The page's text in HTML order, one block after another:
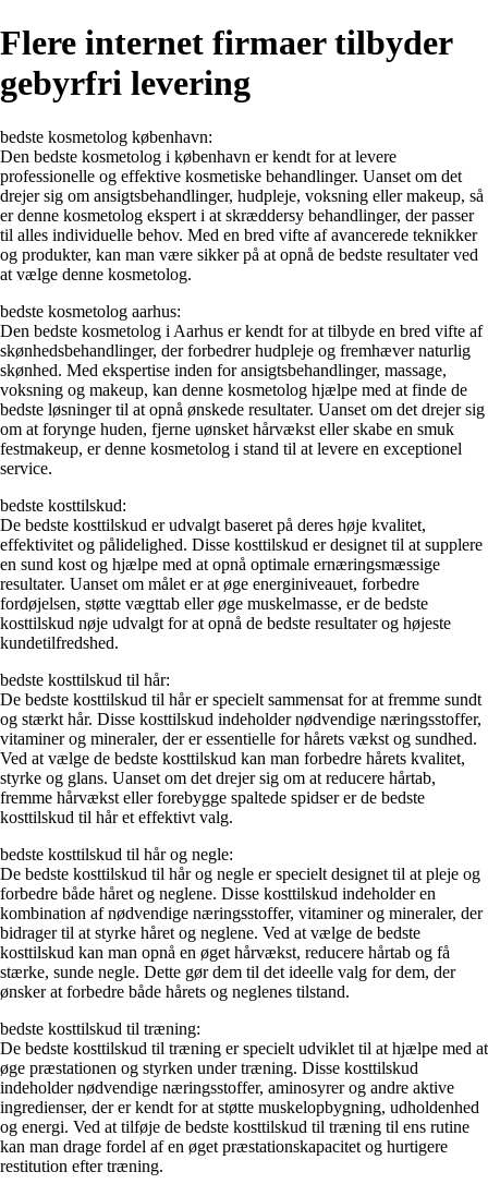
Flere internet firmaer tilbyder
gebyrfri levering
bedste kosmetolog københavn:
Den bedste kosmetolog i københavn er kendt for at levere
professionelle og effektive kosmetiske behandlinger. Uanset om det
drejer sig om ansigtsbehandlinger, hudpleje, voksning eller makeup, så
er denne kosmetolog ekspert i at skræddersy behandlinger, der passer
til alles individuelle behov. Med en bred vifte af avancerede teknikker
og produkter, kan man være sikker på at opnå de bedste resultater ved
at vælge denne kosmetolog.
bedste kosmetolog aarhus:
Den bedste kosmetolog i Aarhus er kendt for at tilbyde en bred vifte af
skønhedsbehandlinger, der forbedrer hudpleje og fremhæver naturlig
skønhed. Med ekspertise inden for ansigtsbehandlinger, massage,
voksning og makeup, kan denne kosmetolog hjælpe med at finde de
bedste løsninger til at opnå ønskede resultater. Uanset om det drejer sig
om at forynge huden, fjerne uønsket hårvækst eller skabe en smuk
festmakeup, er denne kosmetolog i stand til at levere en exceptionel
service.
bedste kosttilskud:
De bedste kosttilskud er udvalgt baseret på deres høje kvalitet,
effektivitet og pålidelighed. Disse kosttilskud er designet til at supplere
en sund kost og hjælpe med at opnå optimale ernæringsmæssige
resultater. Uanset om målet er at øge energiniveauet, forbedre
fordøjelsen, støtte vægttab eller øge muskelmasse, er de bedste
kosttilskud nøje udvalgt for at opnå de bedste resultater og højeste
kundetilfredshed.
bedste kosttilskud til hår:
De bedste kosttilskud til hår er specielt sammensat for at fremme sundt
og stærkt hår. Disse kosttilskud indeholder nødvendige næringsstoffer,
vitaminer og mineraler, der er essentielle for hårets vækst og sundhed.
Ved at vælge de bedste kosttilskud kan man forbedre hårets kvalitet,
styrke og glans. Uanset om det drejer sig om at reducere hårtab,
fremme hårvækst eller forebygge spaltede spidser er de bedste
kosttilskud til hår et effektivt valg.
bedste kosttilskud til hår og negle:
De bedste kosttilskud til hår og negle er specielt designet til at pleje og
forbedre både håret og neglene. Disse kosttilskud indeholder en
kombination af nødvendige næringsstoffer, vitaminer og mineraler, der
bidrager til at styrke håret og neglene. Ved at vælge de bedste
kosttilskud kan man opnå en øget hårvækst, reducere hårtab og få
stærke, sunde negle. Dette gør dem til det ideelle valg for dem, der
ønsker at forbedre både hårets og neglenes tilstand.
bedste kosttilskud til træning:
De bedste kosttilskud til træning er specielt udviklet til at hjælpe med at
øge præstationen og styrken under træning. Disse kosttilskud
indeholder nødvendige næringsstoffer, aminosyrer og andre aktive
ingredienser, der er kendt for at støtte muskelopbygning, udholdenhed
og energi. Ved at tilføje de bedste kosttilskud til træning til ens rutine
kan man drage fordel af en øget præstationskapacitet og hurtigere
restitution efter træning.